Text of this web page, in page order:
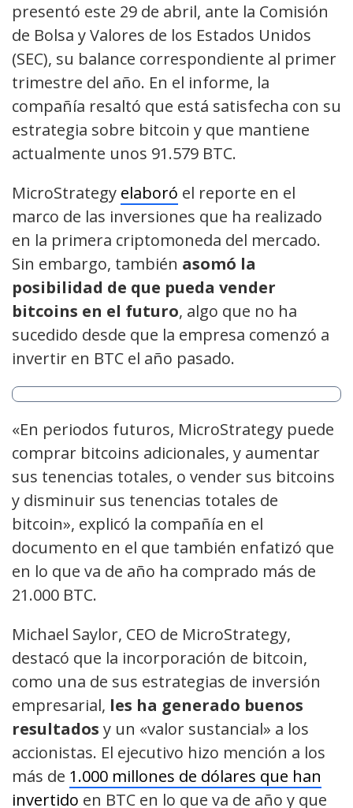
presentó este 29 de abril, ante la Comisión
de Bolsa y Valores de los Estados Unidos
(SEC), su balance correspondiente al primer
trimestre del año. En el informe, la
compañía resaltó que está satisfecha con su
estrategia sobre bitcoin y que mantiene
actualmente unos 91.579 BTC.
MicroStrategy elaboró el reporte en el
marco de las inversiones que ha realizado
en la primera criptomoneda del mercado.
Sin embargo, también asomó la
posibilidad de que pueda vender
bitcoins en el futuro, algo que no ha
sucedido desde que la empresa comenzó a
invertir en BTC el año pasado.
«En periodos futuros, MicroStrategy puede
comprar bitcoins adicionales, y aumentar
sus tenencias totales, o vender sus bitcoins
y disminuir sus tenencias totales de
bitcoin», explicó la compañía en el
documento en el que también enfatizó que
en lo que va de año ha comprado más de
21.000 BTC.
Michael Saylor, CEO de MicroStrategy,
destacó que la incorporación de bitcoin,
como una de sus estrategias de inversión
empresarial, les ha generado buenos
resultados y un «valor sustancial» a los
accionistas. El ejecutivo hizo mención a los
más de 1.000 millones de dólares que han
invertido en BTC en lo que va de año y que